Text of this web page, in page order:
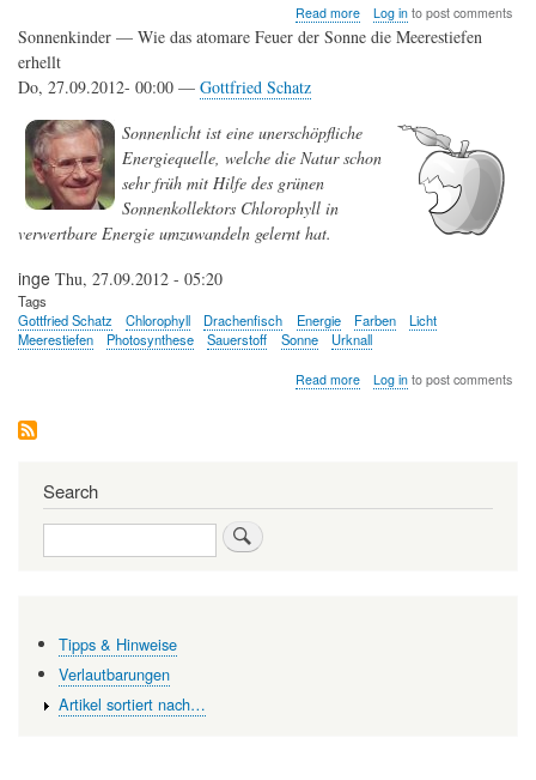
Read moreabout
Photosynthese:
Cyanobakterien
fernroten
Licht
-
neue
Anwendungsmöglichkeiten
Log into post comments
Sonnenkinder — Wie das atomare Feuer der Sonne die Meerestiefen
erhellt
Do, 27.09.2012- 00:00 — Gottfried Schatz
Sonnenlicht ist eine unerschöpfliche
Energiequelle, welche die Natur schon
sehr früh mit Hilfe des grünen
Sonnenkollektors Chlorophyll in
verwertbare Energie umzuwandeln gelernt hat.
inge Thu, 27.09.2012 - 05:20
Tags
Gottfried Schatz
Chlorophyll Drachenfisch Energie Farben
Licht
Meerestiefen
Photosynthese Sauerstoff Sonne Urknall
Read moreabout
der
Log into post comments
Search
Search
Tipps & Hinweise
Verlautbarungen
Artikel sortiert nach…